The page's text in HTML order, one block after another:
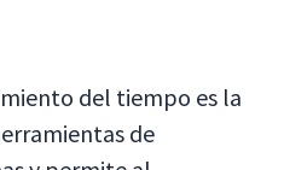
del tiempo es la
de